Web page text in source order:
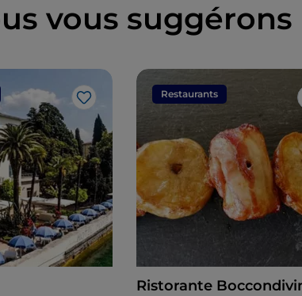
vous suggérons
J’aime
Restaurants
Ristorante